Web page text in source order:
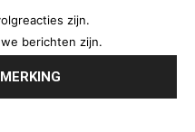
zijn.
berichten zijn.